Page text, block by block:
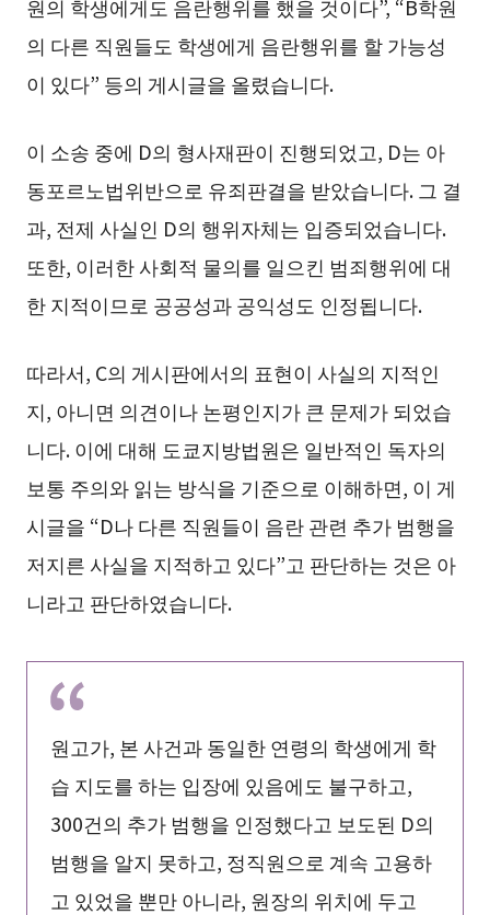
원의 학생에게도 음란행위를 했을 것이다”, “B학원
의 다른 직원들도 학생에게 음란행위를 할 가능성
이 있다” 등의 게시글을 올렸습니다.
이 소송 중에 D의 형사재판이 진행되었고, D는 아
동포르노법위반으로 유죄판결을 받았습니다. 그 결
과, 전제 사실인 D의 행위자체는 입증되었습니다.
또한, 이러한 사회적 물의를 일으킨 범죄행위에 대
한 지적이므로 공공성과 공익성도 인정됩니다.
따라서, C의 게시판에서의 표현이 사실의 지적인
지, 아니면 의견이나 논평인지가 큰 문제가 되었습
니다. 이에 대해 도쿄지방법원은 일반적인 독자의
보통 주의와 읽는 방식을 기준으로 이해하면, 이 게
시글을 “D나 다른 직원들이 음란 관련 추가 범행을
저지른 사실을 지적하고 있다”고 판단하는 것은 아
니라고 판단하였습니다.
원고가, 본 사건과 동일한 연령의 학생에게 학
습 지도를 하는 입장에 있음에도 불구하고,
300건의 추가 범행을 인정했다고 보도된 D의
범행을 알지 못하고, 정직원으로 계속 고용하
고 있었을 뿐만 아니라, 원장의 위치에 두고